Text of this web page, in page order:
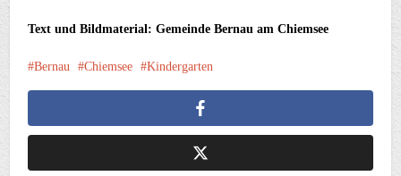
Text und Bildmaterial: Gemeinde Bernau am Chiemsee
Bernau Chiemsee Kindergarten